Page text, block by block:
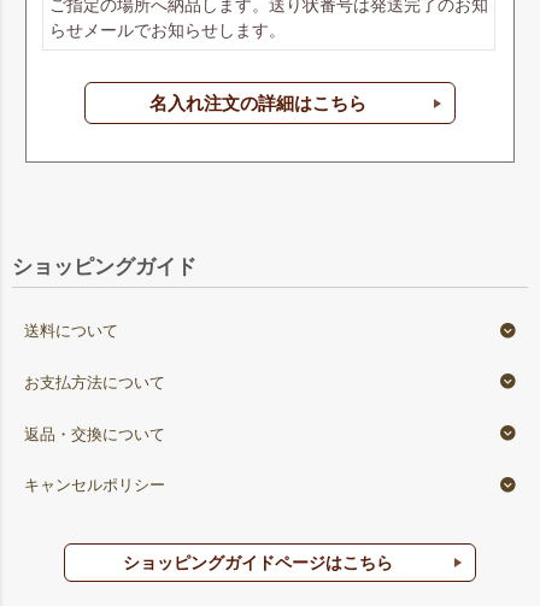
ご指定の場所へ納品します。送り状番号は発送完了のお知
らせメールでお知らせします。
名入れ注文の詳細はこちら
ショッピングガイド
送料について
お支払方法について
返品・交換について
キャンセルポリシー
ショッピングガイドページはこちら